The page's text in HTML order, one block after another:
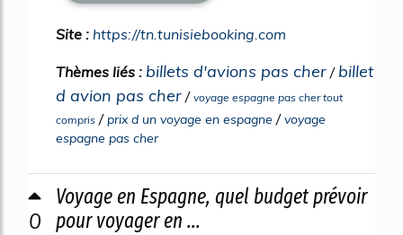
Site : https://tn.tunisiebooking.com
Thèmes liés : billets d'avions pas cher / billet
d avion pas cher / voyage espagne pas cher tout
compris /prix d un voyage en espagne /voyage
espagne pas cher
0
Voyage en Espagne, quel budget prévoir
pour voyager en ...